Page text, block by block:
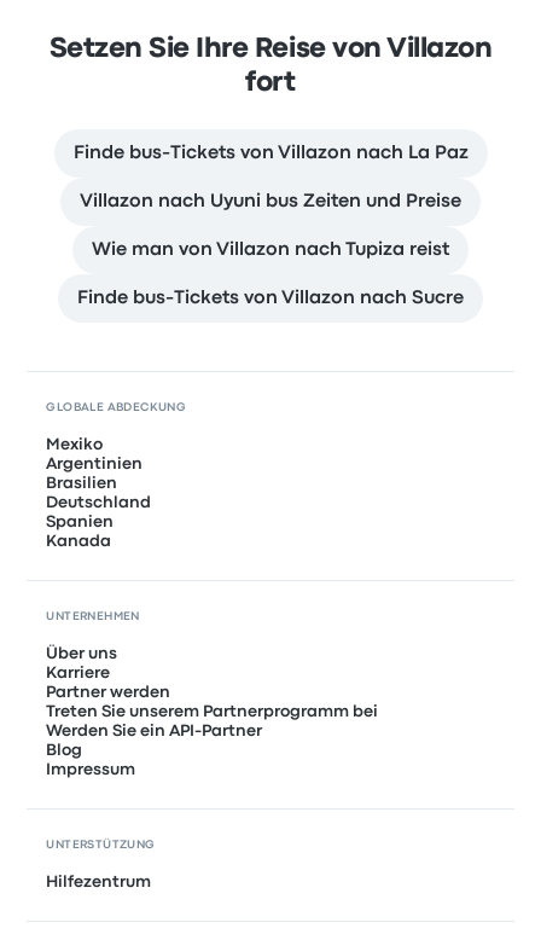
Setzen Sie Ihre Reise von Villazon
fort
Finde bus-Tickets von Villazon nach La Paz
Villazon nach Uyuni bus Zeiten und Preise
Wie man von Villazon nach Tupiza reist
Finde bus-Tickets von Villazon nach Sucre
GLOBALE ABDECKUNG
Mexiko
Argentinien
Brasilien
Deutschland
Spanien
Kanada
UNTERNEHMEN
Über uns
Karriere
Partner werden
Treten Sie unserem Partnerprogramm bei
Werden Sie ein API-Partner
Blog
Impressum
UNTERSTÜTZUNG
Hilfezentrum